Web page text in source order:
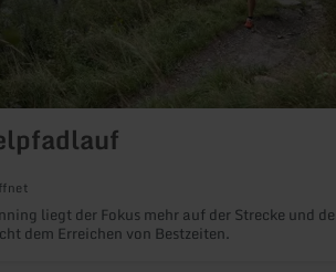
liegt der Fokus mehr auf der Strecke und
dem Erreichen von Bestzeiten.